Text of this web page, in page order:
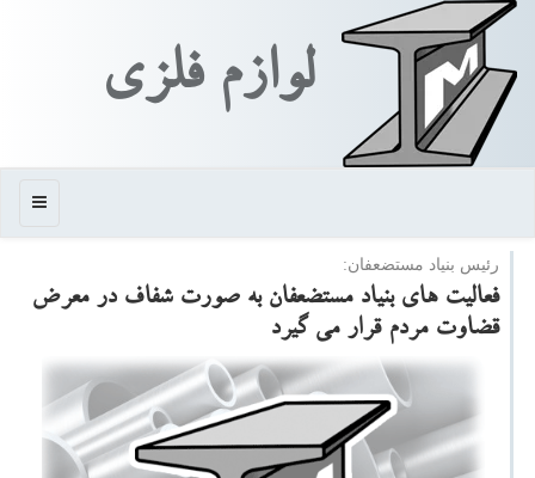
لوازم فلزی
منو
رئیس بنیاد مستضعفان:
فعالیت های بنیاد مستضعفان به صورت شفاف در معرض
قضاوت مردم قرار می گیرد